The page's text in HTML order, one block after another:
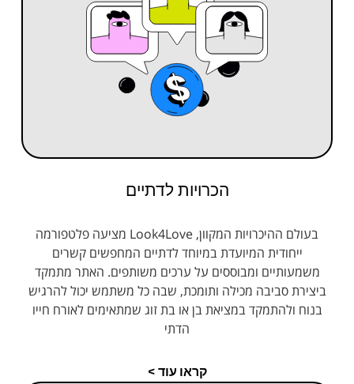
הכרויות לדתיים
בעולם ההיכרויות המקוון, Look4Love מציעה פלטפורמה
ייחודית המיועדת במיוחד לדתיים המחפשים קשרים
משמעותיים ומבוססים על ערכים משותפים. האתר מתמקד
ביצירת סביבה מכילה ותומכת, שבה כל משתמש יכול להרגיש
בנוח ולהתמקד במציאת בן או בת זוג שמתאימים לאורח חייו
הדתי
קראו עוד >